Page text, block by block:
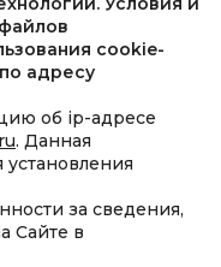
cookie-
адресу
об ip-адресе
. Данная
за сведения,
Сайте в